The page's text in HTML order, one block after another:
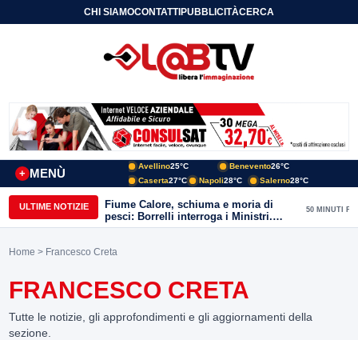
CHI SIAMOCONTATTIPUBBLICITÀCERCA
MENÙ
+
Avellino25°C Benevento26°C
Caserta27°C Napoli28°C Salerno28°C
ULTIME NOTIZIE
Fiume Calore, schiuma e moria di
pesci: Borrelli interroga i Ministri.
“Benevento paga l’assenza del
50 MINUTI FA
Home > Francesco Creta
FRANCESCO CRETA
Tutte le notizie, gli approfondimenti e gli aggiornamenti della
sezione.